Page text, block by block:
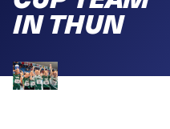
IN THUN